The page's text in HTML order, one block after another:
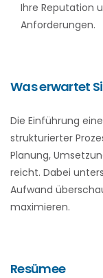
Ihre Reputation
Anforderungen.
Was erwartet
Die Einführung
strukturierter
Planung,
reicht. Dabei
Aufwand
maximieren.
Resümee